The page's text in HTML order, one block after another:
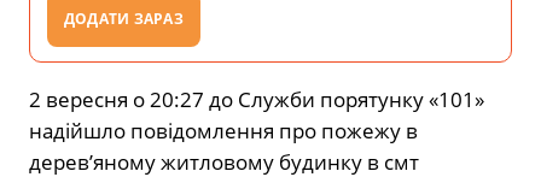
ДОДАТИ ЗАРАЗ
2 вересня о 20:27 до Служби порятунку «101»
надійшло повідомлення про пожежу в
дерев’яному житловому будинку в смт